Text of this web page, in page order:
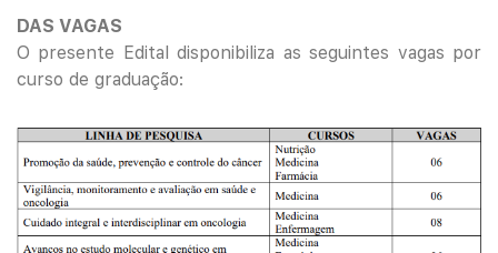
DAS VAGAS
O presente Edital disponibiliza as seguintes vagas por
curso de graduação: